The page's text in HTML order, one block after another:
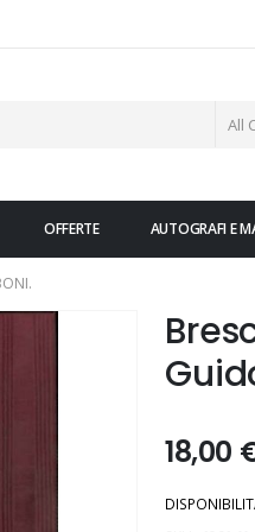
OFFERTE AUTOGRAFI E
18,00